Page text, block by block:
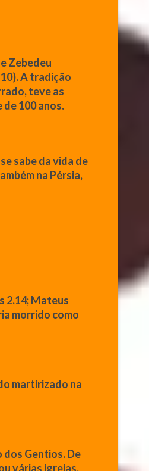
Zebedeu
A tradição
teve as
100 anos.
sabe da vida de
na Pérsia,
2.14;Mateus
morrido como
martirizado na
dos Gentios. De
várias igrejas.